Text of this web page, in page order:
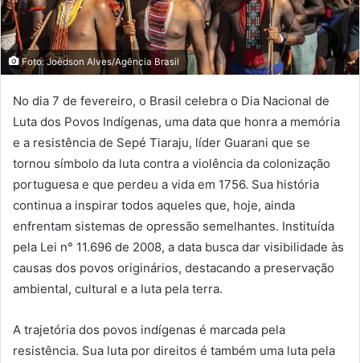
Foto: Joédson Alves/Agência Brasil
No dia 7 de fevereiro, o Brasil celebra o Dia Nacional de
Luta dos Povos Indígenas, uma data que honra a memória
e a resistência de Sepé Tiaraju, líder Guarani que se
tornou símbolo da luta contra a violência da colonização
portuguesa e que perdeu a vida em 1756. Sua história
continua a inspirar todos aqueles que, hoje, ainda
enfrentam sistemas de opressão semelhantes. Instituída
pela Lei n° 11.696 de 2008, a data busca dar visibilidade às
causas dos povos originários, destacando a preservação
ambiental, cultural e a luta pela terra.
A trajetória dos povos indígenas é marcada pela
resistência. Sua luta por direitos é também uma luta pela